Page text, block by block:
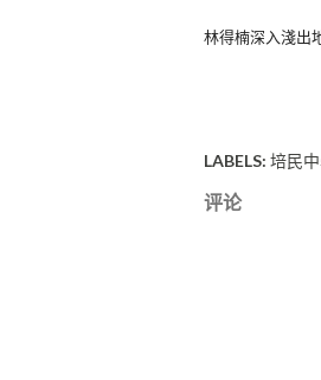
林得楠深入淺出
LABELS: 培民
评论